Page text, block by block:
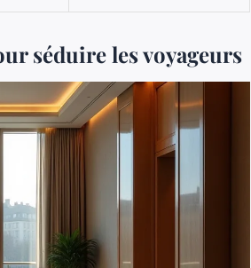
séduire les voyageurs